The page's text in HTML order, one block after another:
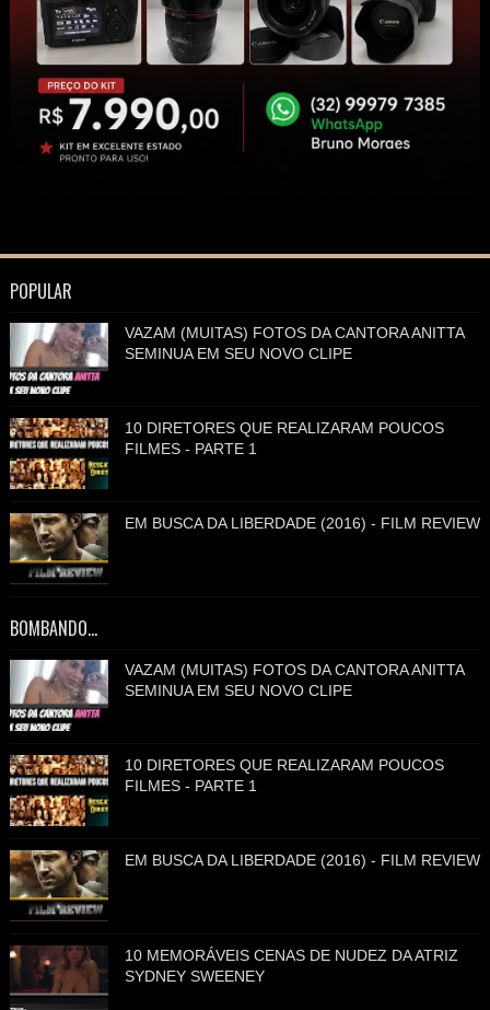
POPULAR
VAZAM (MUITAS) FOTOS DA CANTORA ANITTA
SEMINUA EM SEU NOVO CLIPE
10 DIRETORES QUE REALIZARAM POUCOS
FILMES - PARTE 1
EM BUSCA DA LIBERDADE (2016) - FILM REVIEW
BOMBANDO...
VAZAM (MUITAS) FOTOS DA CANTORA ANITTA
SEMINUA EM SEU NOVO CLIPE
10 DIRETORES QUE REALIZARAM POUCOS
FILMES - PARTE 1
EM BUSCA DA LIBERDADE (2016) - FILM REVIEW
10 MEMORÁVEIS CENAS DE NUDEZ DA ATRIZ
SYDNEY SWEENEY